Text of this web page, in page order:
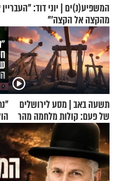
המשפיע(נ)ים | יוני דוד:
מהקצה אל הקצה'"
תשעה באב | מסע לירושלים
של פעם: קולות מלחמה מהר
הזיתים